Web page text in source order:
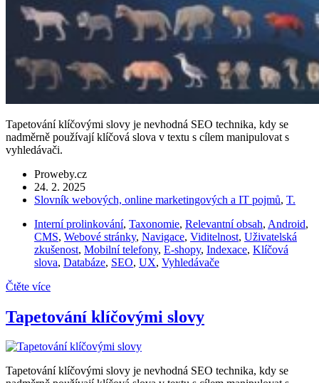
Tapetování klíčovými slovy je nevhodná SEO technika, kdy se
nadměrně používají klíčová slova v textu s cílem manipulovat s
vyhledávači.
Proweby.cz
24. 2. 2025
Slovník webových, online marketingových a IT pojmů, T.
Interní prolinkování, Taxonomie, Relevantní obsah, Android,
CMS, Webové stránky, Navigace, Viditelnost, Uživatelská
zkušenost, Mobilní telefony, E-shopy, Indexace, Klíčová
slova, Databáze, SEO, UX, Vyhledávače
Čtěte více
Tapetování klíčovými slovy
Tapetování klíčovými slovy je nevhodná SEO technika, kdy se